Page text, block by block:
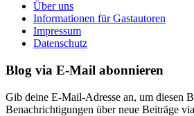
Über uns
Informationen für Gastautoren
Impressum
Datenschutz
Blog via E-Mail abonnieren
Gib deine E-Mail-Adresse an, um diesen
Benachrichtigungen über neue Beiträge